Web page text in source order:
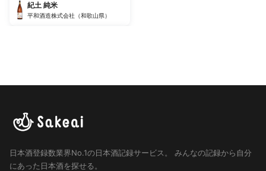
紀土 純米
平和酒造株式会社（和歌山県）
日本酒登録数業界No.1の日本酒記録サービス。
みんなの記録から自分
にあった日本酒を探せる。